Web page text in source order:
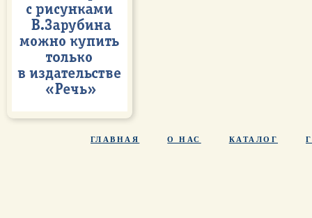
ГЛАВНАЯ О НАС КАТАЛОГ